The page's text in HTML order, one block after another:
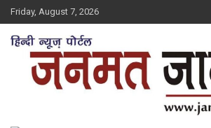
Skip
to
content
Friday, August 7, 2026